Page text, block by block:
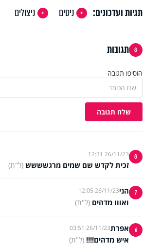
תגיות ועדכונים: ניסים ניצולים
8 תגובות
הוסיפו תגובה
שלח תגובה
8
26/11/23 12:31
זכית לקדש שם שמים מרגשששש (ל"ת)
7 הני26/11/23 12:05
ואווו מדהים (ל"ת)
6 אפרת26/11/23 03:51
איש מדהים!!!! (ל"ת)